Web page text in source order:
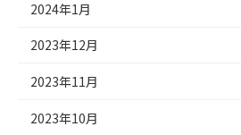
2024年1月
2023年12月
2023年11月
2023年10月